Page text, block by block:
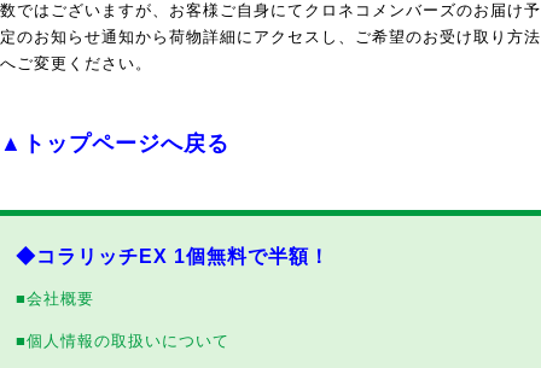
数ではございますが、お客様ご自身にてクロネコメンバーズのお届け予
定のお知らせ通知から荷物詳細にアクセスし、ご希望のお受け取り方法
へご変更ください。
▲トップページへ戻る
◆コラリッチEX 1個無料で半額！
■会社概要
■個人情報の取扱いについて